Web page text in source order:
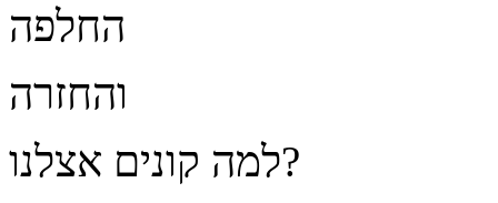
החלפה
והחזרה
למה קונים אצלנו?